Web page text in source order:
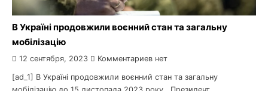
В Україні продовжили воєнний стан та загальну
мобілізацію
12 сентября, 2023 Комментариев нет
[ad_1] В Україні продовжили воєнний стан та загальну